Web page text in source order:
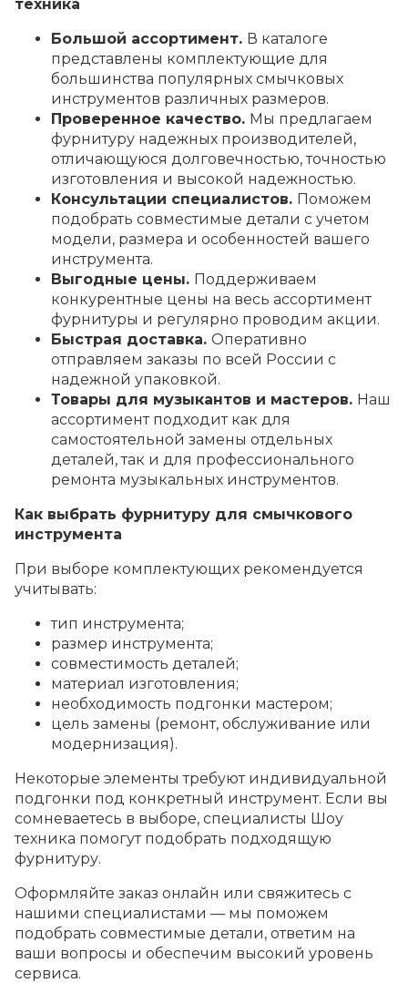
техника
Большой ассортимент. В каталоге
представлены комплектующие для
большинства популярных смычковых
инструментов различных размеров.
Проверенное качество. Мы предлагаем
фурнитуру надежных производителей,
отличающуюся долговечностью, точностью
изготовления и высокой надежностью.
Консультации специалистов. Поможем
подобрать совместимые детали с учетом
модели, размера и особенностей вашего
инструмента.
Выгодные цены. Поддерживаем
конкурентные цены на весь ассортимент
фурнитуры и регулярно проводим акции.
Быстрая доставка. Оперативно
отправляем заказы по всей России с
надежной упаковкой.
Товары для музыкантов и мастеров. Наш
ассортимент подходит как для
самостоятельной замены отдельных
деталей, так и для профессионального
ремонта музыкальных инструментов.
Как выбрать фурнитуру для смычкового
инструмента
При выборе комплектующих рекомендуется
учитывать:
тип инструмента;
размер инструмента;
совместимость деталей;
материал изготовления;
необходимость подгонки мастером;
цель замены (ремонт, обслуживание или
модернизация).
Некоторые элементы требуют индивидуальной
подгонки под конкретный инструмент. Если вы
сомневаетесь в выборе, специалисты Шоу
техника помогут подобрать подходящую
фурнитуру.
Оформляйте заказ онлайн или свяжитесь с
нашими специалистами — мы поможем
подобрать совместимые детали, ответим на
ваши вопросы и обеспечим высокий уровень
сервиса.